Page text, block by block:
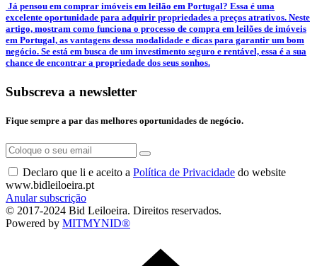
­ Já pensou em comprar imóveis em leilão em Portugal? Essa é uma
excelente oportunidade para adquirir propriedades a preços atrativos. Neste
artigo, mostram como funciona o processo de compra em leilões de imóveis
em Portugal, as vantagens dessa modalidade e dicas para garantir um bom
negócio. Se está em busca de um investimento seguro e rentável, essa é a sua
chance de encontrar a propriedade dos seus sonhos.
Subscreva a newsletter
Fique sempre a par das melhores oportunidades de negócio.
Declaro que li e aceito a Política de Privacidade do website
www.bidleiloeira.pt
Anular subscrição
© 2017-2024 Bid Leiloeira. Direitos reservados.
Powered by MITMYNID®